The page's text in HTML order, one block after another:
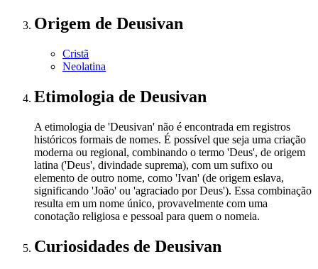
Origem de Deusivan
Cristã
Neolatina
Etimologia de Deusivan
A etimologia de 'Deusivan' não é encontrada em registros
históricos formais de nomes. É possível que seja uma criação
moderna ou regional, combinando o termo 'Deus', de origem
latina ('Deus', divindade suprema), com um sufixo ou
elemento de outro nome, como 'Ivan' (de origem eslava,
significando 'João' ou 'agraciado por Deus'). Essa combinação
resulta em um nome único, provavelmente com uma
conotação religiosa e pessoal para quem o nomeia.
Curiosidades de Deusivan